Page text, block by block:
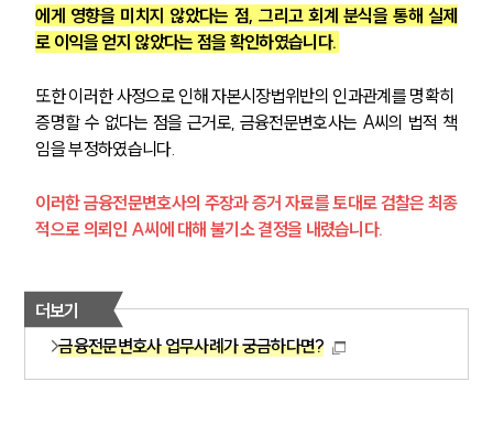
구성원 소개
금융전문변호사
언론보도
공지사항
뉴스레터/브로슈어
세미나
에게 영향을 미치지 않았다는 점, 그리고 회계 분식을 통해 실제
로 이익을 얻지 않았다는 점을 확인하였습니다.
또한 이러한 사정으로 인해 자본시장법위반의 인과관계를 명확히
증명할 수 없다는 점을 근거로, 금융전문변호사는 A씨의 법적 책
임을 부정하였습니다.
이러한 금융전문변호사의 주장과 증거 자료를 토대로 검찰은 최종
적으로 의뢰인 A씨에 대해 불기소 결정을 내렸습니다.
더보기
금융전문변호사 업무사례가 궁금하다면?